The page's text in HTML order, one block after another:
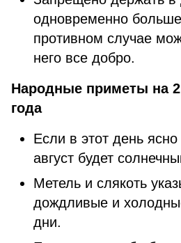
одновременно
противном случае
него все добро.
Народные приметы на 2
года
Если в этот день
август будет
Метель и слякоть
дождливые и
дни.